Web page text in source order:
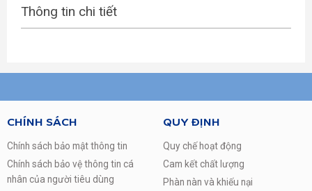
Thông tin chi tiết
CHÍNH SÁCH
Chính sách bảo mật thông tin
Chính sách bảo vệ thông tin cá
nhân của người tiêu dùng
QUY ĐỊNH
Quy chế hoạt động
Cam kết chất lượng
Phàn nàn và khiếu nại